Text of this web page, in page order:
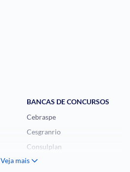
BANCAS DE CONCURSOS
Cebraspe
Cesgranrio
Consulplan
FCC
Veja mais